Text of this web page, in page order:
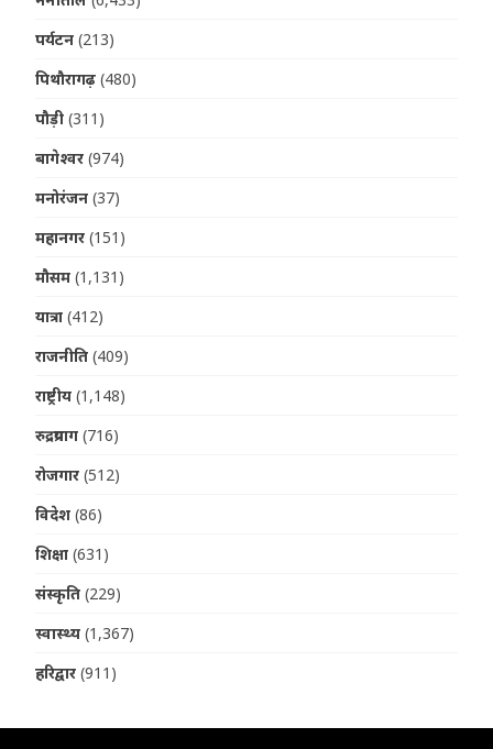
पर्यटन (213)
पिथौरागढ़ (480)
पौड़ी (311)
बागेश्वर (974)
मनोरंजन (37)
महानगर (151)
मौसम (1,131)
यात्रा (412)
राजनीति (409)
राष्ट्रीय (1,148)
रुद्रप्रयाग (716)
रोजगार (512)
विदेश (86)
शिक्षा (631)
संस्कृति (229)
स्वास्थ्य (1,367)
हरिद्वार (911)